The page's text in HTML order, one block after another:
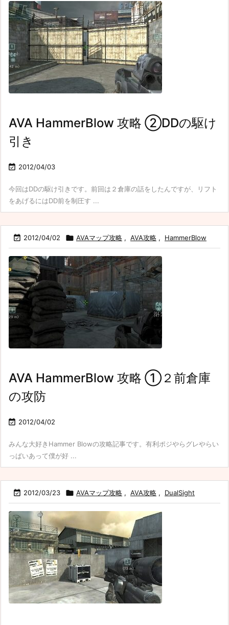
AVA HammerBlow 攻略 ②DDの駆け
引き
 2012/04/03
今回はDDの駆け引きです。前回は２倉庫の話をしたんですが、リフト
をあげるにはDD前を制圧す ...
 2012/04/02  AVAマップ攻略 , AVA攻略 , HammerBlow
AVA HammerBlow 攻略 ①２前倉庫
の攻防
 2012/04/02
みんな大好きHammer Blowの攻略記事です。有利ポジやらグレやらい
っぱいあって僕が好 ...
 2012/03/23  AVAマップ攻略 , AVA攻略 , DualSight